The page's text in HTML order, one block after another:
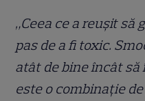
„Ceea ce a reușit să
pas de a fi toxic.
atât de bine încât să
este o combinație